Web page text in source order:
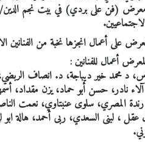
(فن على بردي) في بيت نجم الدين/
على أعمال انجزها نخبة من
أعمال للفنانين :
د محمد خير ديباجة، د. انصاف
نادر، حسن أبو حماد، يزن مقداد،
المصري، سلوى عنبتاوي، نعمت
، لبنى السعدي، ربى أحمد، هالة ابو